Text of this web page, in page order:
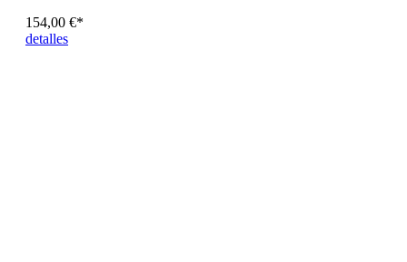
154,00 €*
detalles